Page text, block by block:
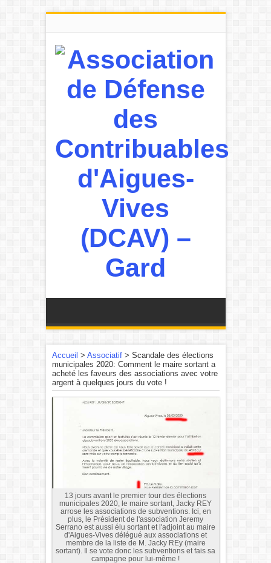
Accueil > Associatif> Scandale des élections
municipales 2020: Comment le maire sortant a
acheté les faveurs des associations avec votre
argent à quelques jours du vote !
13 jours avant le premier tour des élections
municipales 2020, le maire sortant, Jacky REY
arrose les associations de subventions. Ici, en
plus, le Président de l'association Jeremy
Serrano est aussi élu sortant et l'adjoint au maire
d'Aigues-Vives délégué aux associations et
membre de la liste de M. Jacky REy (maire
sortant). Il se vote donc les subventions et fais sa
campagne pour lui-même !